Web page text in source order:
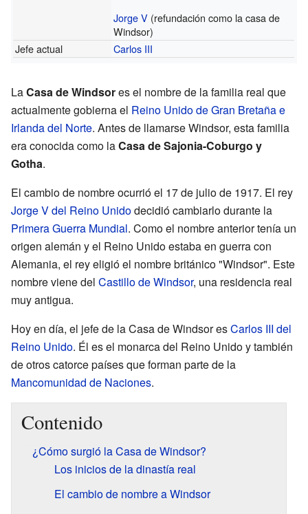
Jorge V (refundación como la casa de
Windsor)
Jefe actual
Carlos III
LaCasa de Windsores el nombre de la familia real que
actualmente gobierna el Reino Unido de Gran Bretaña e
Irlanda del Norte. Antes de llamarse Windsor, esta familia
era conocida como laCasa de Sajonia-Coburgo y
Gotha.
El cambio de nombre ocurrió el 17 de julio de 1917. El rey
Jorge V del Reino Unidodecidió cambiarlo durante la
Primera Guerra Mundial. Como el nombre anterior tenía un
origen alemán y el Reino Unido estaba en guerra con
Alemania, el rey eligió el nombre británico "Windsor". Este
nombre viene del Castillo de Windsor, una residencia real
muy antigua.
Hoy en día, el jefe de la Casa de Windsor esCarlos III del
Reino Unido. Él es el monarca del Reino Unido y también
de otros catorce países que forman parte de la
Mancomunidad de Naciones.
Contenido
¿Cómo surgió la Casa de Windsor?
Los inicios de la dinastía real
El cambio de nombre a Windsor